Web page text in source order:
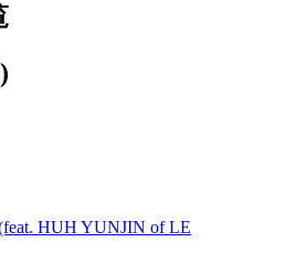
HUH YUNJIN of LE